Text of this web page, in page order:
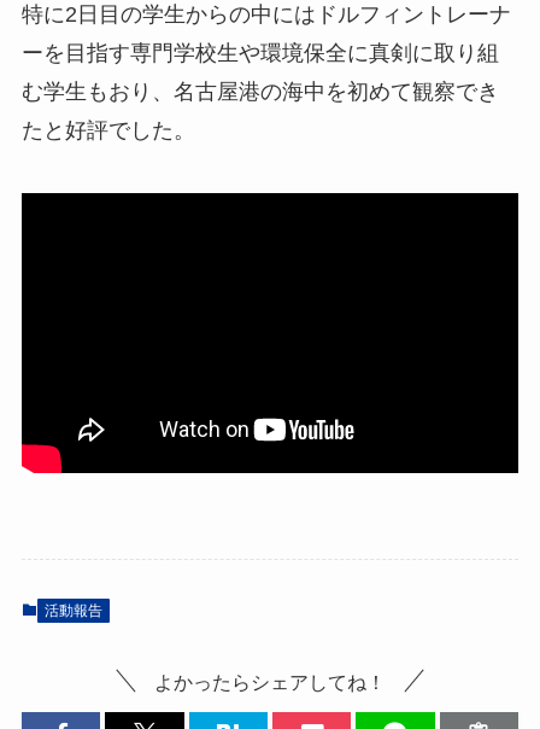
特に2日目の学生からの中にはドルフィントレーナ
ーを目指す専門学校生や環境保全に真剣に取り組
む学生もおり、名古屋港の海中を初めて観察でき
たと好評でした。
活動報告
よかったらシェアしてね！